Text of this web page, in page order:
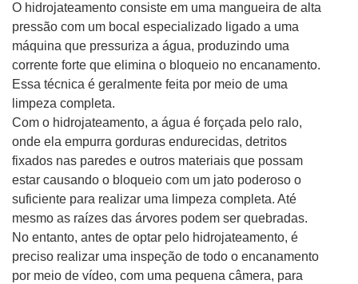
O hidrojateamento consiste em uma mangueira de alta
pressão com um bocal especializado ligado a uma
máquina que pressuriza a água, produzindo uma
corrente forte que elimina o bloqueio no encanamento.
Essa técnica é geralmente feita por meio de uma
limpeza completa.
Com o hidrojateamento, a água é forçada pelo ralo,
onde ela empurra gorduras endurecidas, detritos
fixados nas paredes e outros materiais que possam
estar causando o bloqueio com um jato poderoso o
suficiente para realizar uma limpeza completa. Até
mesmo as raízes das árvores podem ser quebradas.
No entanto, antes de optar pelo hidrojateamento, é
preciso realizar uma inspeção de todo o encanamento
por meio de vídeo, com uma pequena câmera, para